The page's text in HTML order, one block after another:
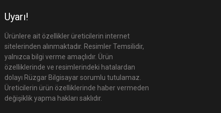
Uyarı!
Ürünlere ait özellikler üreticilerin internet
sitelerinden alınmaktadır. Resimler Temsilidir,
yalnızca bilgi verme amaçlıdır. Ürün
özelliklerinde ve resimlerindeki hatalardan
dolayı Rüzgar Bilgisayar sorumlu tutulamaz.
Üreticilerin ürün özelliklerinde haber vermeden
değişiklik yapma hakları saklıdır.